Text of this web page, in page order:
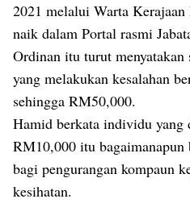
2021 melalui Warta Kerajaan
naik dalam Portal rasmi
Ordinan itu turut menyatakan
yang melakukan kesalahan
sehingga RM50,000.
Hamid berkata individu yang
RM10,000 itu bagaimanapun
bagi pengurangan kompaun
kesihatan.